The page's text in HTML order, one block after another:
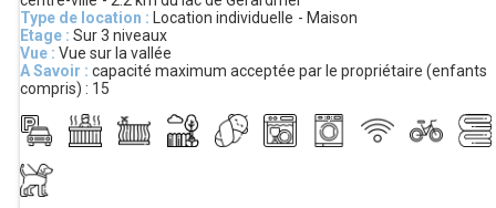
Type de location : Location individuelle
Maison
Etage : Sur 3 niveaux
Vue : Vue sur la vallée
A Savoir : capacité maximum acceptée par le propriétaire (enfants
compris) : 15